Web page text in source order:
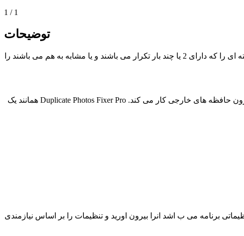
1 / 1
توضیحات
برنامه ای عالی برای فیکس کردن عکس ها می باشد که به سادگی عکس ها را اسکن می نماید و ان دسته ای را که دارای 2 یا چند بار تکرار می باشند و یا مشابه به هم می باشند را
که این کار بستگی به سطح منطبق پذیری می باشد که شما انتخاب می نمایید. این ابزار فریفتگی با iPhoto و در کنار ان با عکس های درون حافظه های خارجی کار می کند. Duplicate Photos Fixer Pro همانند یک
برنامه می ب اشد انرا بیرون اورید و تنظیمات را بر اساس نیازمندی